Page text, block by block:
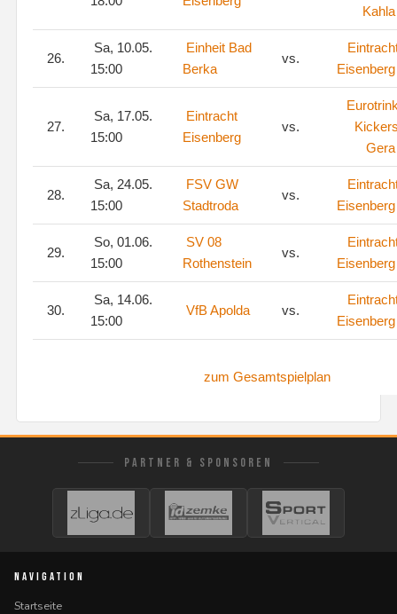
Kahla
26.
Sa, 10.05.
15:00
Einheit Bad
Berka
vs.
Eisenberg
27.
Sa, 17.05.
15:00
Eintracht
Eisenberg
vs.
Gera
28.
Sa, 24.05.
15:00
FSV GW
Stadtroda
vs.
Eisenberg
29.
So, 01.06.
15:00
SV 08
Rothenstein
vs.
Eisenberg
30.
Sa, 14.06.
15:00
VfB Apolda vs.
Eisenberg
zum Gesamtspielplan
PARTNER & SPONSOREN
NAVIGATION
Startseite